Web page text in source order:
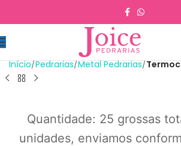
Início Pedrarias Metal Pedrarias
Quantidade: 25 grossas
unidades, enviamos